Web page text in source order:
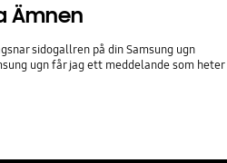
Ämnen
sidogallren på din Samsung ugn
ugn får jag ett meddelande som